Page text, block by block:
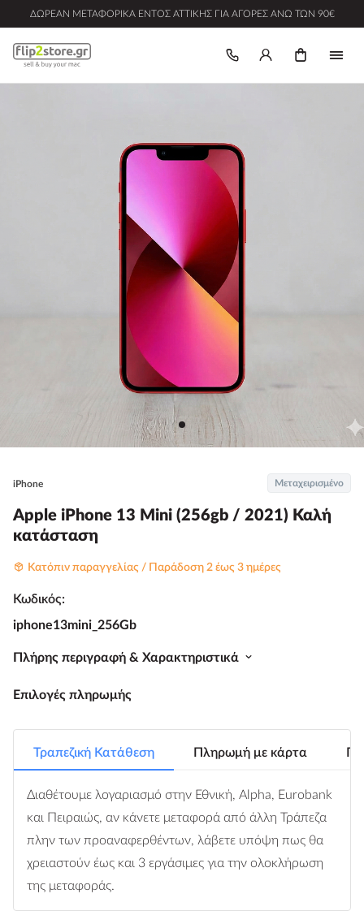
ΔΩΡΕΆΝ ΜΕΤΑΦΟΡΙΚΆ ΕΝΤΌΣ ΑΤΤΙΚΉΣ ΓΙΑ ΑΓΟΡΈΣ ΆΝΩ ΤΩΝ 90€
iPhone Μεταχειρισμένο
Apple iPhone 13 Mini (256gb / 2021) Καλή
κατάσταση
Κατόπιν παραγγελίας / Παράδοση 2 έως 3 ημέρες
Κωδικός:
iphone13mini_256Gb
Πλήρης περιγραφή & Χαρακτηριστικά
Επιλογές πληρωμής
Τραπεζική Κατάθεση Πληρωμή με κάρτα
Διαθέτουμε λογαριασμό στην Εθνική, Alpha, Eurobank
και Πειραιώς, αν κάνετε μεταφορά από άλλη Τράπεζα
πλην των προαναφερθέντων, λάβετε υπόψη πως θα
χρειαστούν έως και 3 εργάσιμες για την ολοκλήρωση
της μεταφοράς.